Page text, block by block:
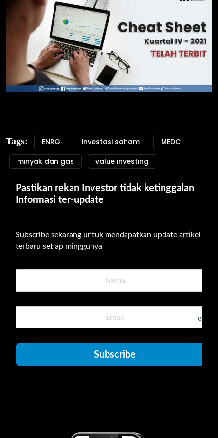
Tags: ENRG investasi saham
MEDC
minyak dan gas
value investing
Pastikan rekan Investor tidak ketinggalan
Informasi ter-update
Subscribe sekarang untuk mendapatkan update artikel
terbaru setiap minggunya
Subscribe